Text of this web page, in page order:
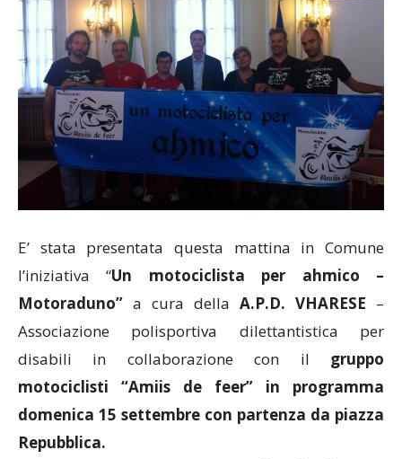
E’ stata presentata questa mattina in Comune
l’iniziativa “Un motociclista per ahmico –
Motoraduno” a cura della A.P.D. VHARESE –
Associazione polisportiva dilettantistica per
disabili in collaborazione con il gruppo
motociclisti “Amiis de feer” in programma
domenica 15 settembre con partenza da piazza
Repubblica.